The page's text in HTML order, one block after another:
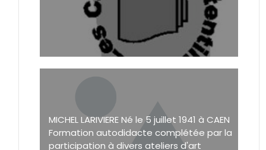
MICHEL LARIVIERE Né le 5 juillet 1941 à CAEN
Formation autodidacte complétée par la
participation à divers ateliers d'art